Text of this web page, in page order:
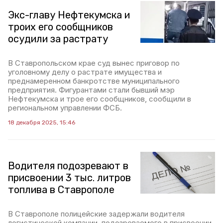
Экс-главу Нефтекумска и
троих его сообщников
осудили за растрату
В Ставропольском крае суд вынес приговор по
уголовному делу о растрате имущества и
преднамеренном банкротстве муниципального
предприятия. Фигурантами стали бывший мэр
Нефтекумска и трое его сообщников, сообщили в
региональном управлении ФСБ.
18 декабря 2025, 15:46
Водителя подозревают в
присвоении 3 тыс. литров
топлива в Ставрополе
В Ставрополе полицейские задержали водителя